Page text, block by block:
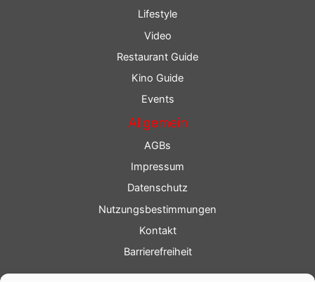
Lifestyle
Video
Restaurant Guide
Kino Guide
Events
Allgemein
AGBs
Impressum
Datenschutz
Nutzungsbestimmungen
Kontakt
Barrierefreiheit